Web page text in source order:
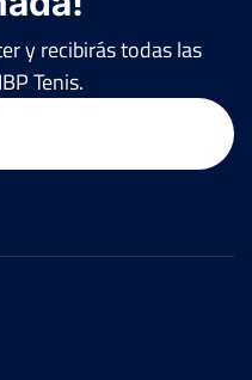
y recibirás todas las
Tenis.